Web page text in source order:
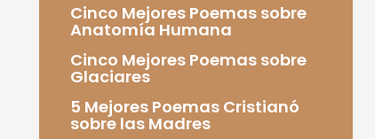
Cinco Mejores Poemas sobre
Anatomía Humana
Cinco Mejores Poemas sobre
Glaciares
5 Mejores Poemas Cristianó
sobre las Madres